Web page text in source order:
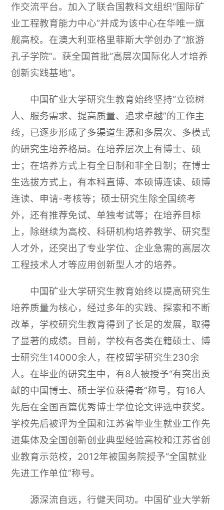
作交流平台。加入了联合国教科文组织“国际矿
业工程教育能力中心”并成为该中心在华唯一旗
舰高校。在澳大利亚格里菲斯大学创办了“旅游
孔子学院”。获全国首批“高层次国际化人才培养
创新实践基地”。
中国矿业大学研究生教育始终坚持“立德树
人、服务需求、提高质量、追求卓越”的工作主
线，已逐步形成了多渠道生源和多层次、多模式
的研究生培养格局。在培养层次上有博士、硕
士；在培养方式上有全日制和非全日制；在博士
生选拔方式上，有本科直博、本硕博连读、硕博
连读、申请-考核等；硕士研究生除全国统考
外，还有推荐免试、单独考试等；在培养目标
上，除继续为高校、科研机构培养教学、研究型
人才外，还突出了专业学位、企业急需的高层次
工程技术人才等应用创新型人才的培养。
中国矿业大学研究生教育始终以提高研究生
培养质量为核心，经过多年的实践、探索和不断
改革，学校研究生教育得到了长足的发展，取得
了显著的成绩。目前，学校有各类在籍硕士、博
士研究生14000余人，在校留学研究生230余
人。在毕业的研究生中，有8人被授予“有突出贡
献的中国博士、硕士学位获得者”称号，有16人
先后在全国百篇优秀博士学位论文评选中获奖。
学校先后被评为全国和江苏省毕业生就业工作先
进集体及全国创新创业典型经验高校和江苏省创
业教育示范校，2012年被国务院授予“全国就业
先进工作单位”称号。
源深流自远，行健天同功。中国矿业大学新